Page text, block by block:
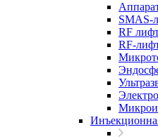
SMAS-
RF
RF-